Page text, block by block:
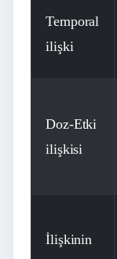
Temporal
ilişki
Doz-Etki
ilişkisi
İlişkinin